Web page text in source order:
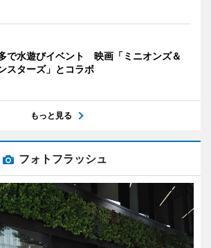
で水遊びイベント 映画「ミニオンズ＆
スターズ」とコラボ
もっと見る
フォトフラッシュ